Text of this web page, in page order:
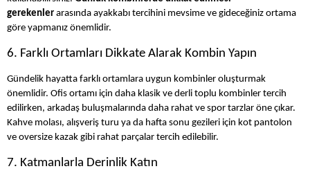
gerekenler arasında ayakkabı tercihini mevsime ve gideceğiniz ortama
göre yapmanız önemlidir.
6. Farklı Ortamları Dikkate Alarak Kombin Yapın
Gündelik hayatta farklı ortamlara uygun kombinler oluşturmak
önemlidir. Ofis ortamı için daha klasik ve derli toplu kombinler tercih
edilirken, arkadaş buluşmalarında daha rahat ve spor tarzlar öne çıkar.
Kahve molası, alışveriş turu ya da hafta sonu gezileri için kot pantolon
ve oversize kazak gibi rahat parçalar tercih edilebilir.
7. Katmanlarla Derinlik Katın